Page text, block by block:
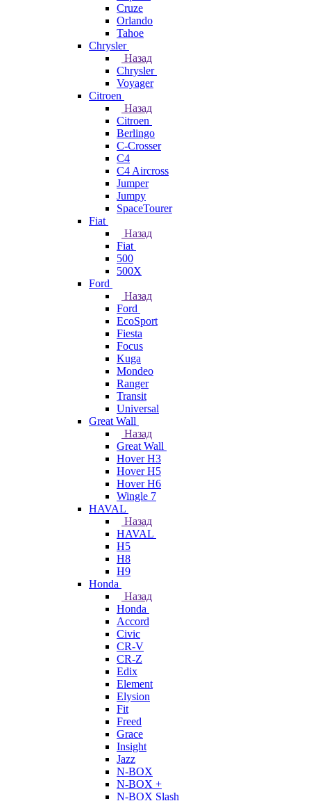
Cruze
Orlando
Tahoe
Chrysler
Назад
Chrysler
Voyager
Citroen
Назад
Citroen
Berlingo
C-Crosser
C4
C4 Aircross
Jumper
Jumpy
SpaceTourer
Fiat
Назад
Fiat
500
500X
Ford
Назад
Ford
EcoSport
Fiesta
Focus
Kuga
Mondeo
Ranger
Transit
Universal
Great Wall
Назад
Great Wall
Hover H3
Hover H5
Hover H6
Wingle 7
HAVAL
Назад
HAVAL
H5
H8
H9
Honda
Назад
Honda
Accord
Civic
CR-V
CR-Z
Edix
Element
Elysion
Fit
Freed
Grace
Insight
Jazz
N-BOX
N-BOX +
N-BOX Slash